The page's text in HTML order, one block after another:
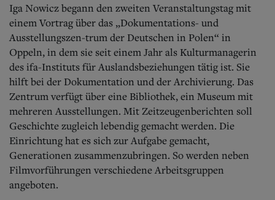
Iga Nowicz begann den zweiten Veranstaltungstag mit
einem Vortrag über das „Dokumentations- und
Ausstellungszen-trum der Deutschen in Polen“ in
Oppeln, in dem sie seit einem Jahr als Kulturmanagerin
des ifa-Instituts für Auslandsbeziehungen tätig ist. Sie
hilft bei der Dokumentation und der Archivierung. Das
Zentrum verfügt über eine Bibliothek, ein Museum mit
mehreren Ausstellungen. Mit Zeitzeugenberichten soll
Geschichte zugleich lebendig gemacht werden. Die
Einrichtung hat es sich zur Aufgabe gemacht,
Generationen zusammenzubringen. So werden neben
Filmvorführungen verschiedene Arbeitsgruppen
angeboten.